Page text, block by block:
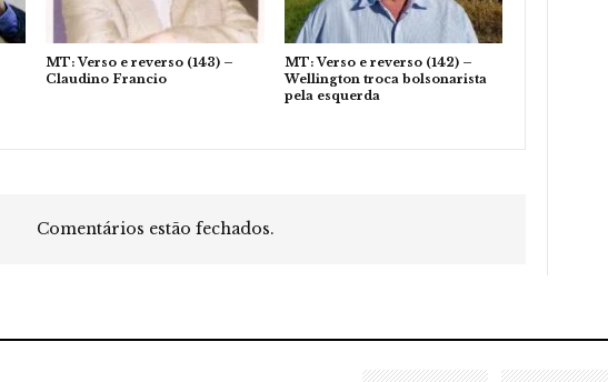
MT: Verso e reverso (143) –
Claudino Francio
MT: Verso e reverso (142) –
Wellington troca bolsonarista
pela esquerda
Comentários estão fechados.